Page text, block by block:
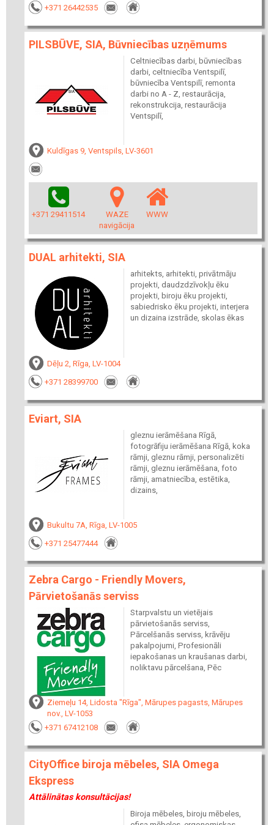
+371 26442535
PILSBŪVE, SIA, Būvniecības uzņēmums
Celtniecības darbi, būvniecības
darbi, celtniecība Ventspilī,
būvniecība Ventspilī, remonta
darbi no A - Z, restaurācija,
rekonstrukcija, restaurācija
Ventspilī,
Kuldīgas 9, Ventspils, LV-3601
+371 29411514
WAZE
navigācija
WWW
DUAL arhitekti, SIA
arhitekts, arhitekti, privātmāju
projekti, daudzdzīvokļu ēku
projekti, biroju ēku projekti,
sabiedrisko ēku projekti, interjera
un dizaina izstrāde, skolas ēkas
Dēļu 2, Rīga, LV-1004
+371 28399700
Eviart, SIA
gleznu ierāmēšana Rīgā,
fotogrāfiju ierāmēšana Rīgā, koka
rāmji, gleznu rāmji, personalizēti
rāmji, gleznu ierāmēšana, foto
rāmji, amatniecība, estētika,
dizains,
Bukultu 7A, Rīga, LV-1005
+371 25477444
Zebra Cargo - Friendly Movers,
Pārvietošanās serviss
Starpvalstu un vietējais
pārvietošanās serviss,
Pārcelšanās serviss, krāvēju
pakalpojumi, Profesionāli
iepakošanas un kraušanas darbi,
noliktavu pārcelšana, Pēc
Ziemeļu 14, Lidosta "Rīga", Mārupes pagasts, Mārupes
nov., LV-1053
+371 67412108
CityOffice biroja mēbeles, SIA Omega
Ekspress
Attālinātas konsultācijas!
Biroja mēbeles, biroju mēbeles,